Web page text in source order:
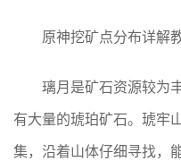
原神挖矿点分布详解
璃月是矿石资源较为
有大量的琥珀矿石。琥牢
集，沿着山体仔细寻找，